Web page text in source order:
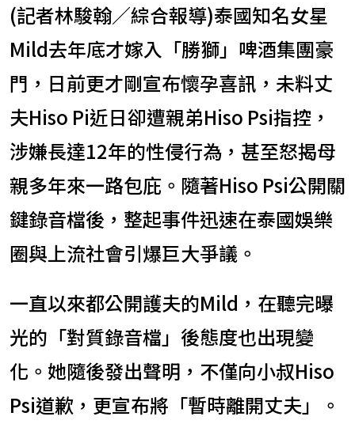
(記者林駿翰／綜合報導)泰國知名女星
Mild去年底才嫁入「勝獅」啤酒集團豪
門，日前更才剛宣布懷孕喜訊，未料丈
夫Hiso Pi近日卻遭親弟Hiso Psi指控，
涉嫌長達12年的性侵行為，甚至怒揭母
親多年來一路包庇。隨著Hiso Psi公開關
鍵錄音檔後，整起事件迅速在泰國娛樂
圈與上流社會引爆巨大爭議。
一直以來都公開護夫的Mild，在聽完曝
光的「對質錄音檔」後態度也出現變
化。她隨後發出聲明，不僅向小叔Hiso
Psi道歉，更宣布將「暫時離開丈夫」。